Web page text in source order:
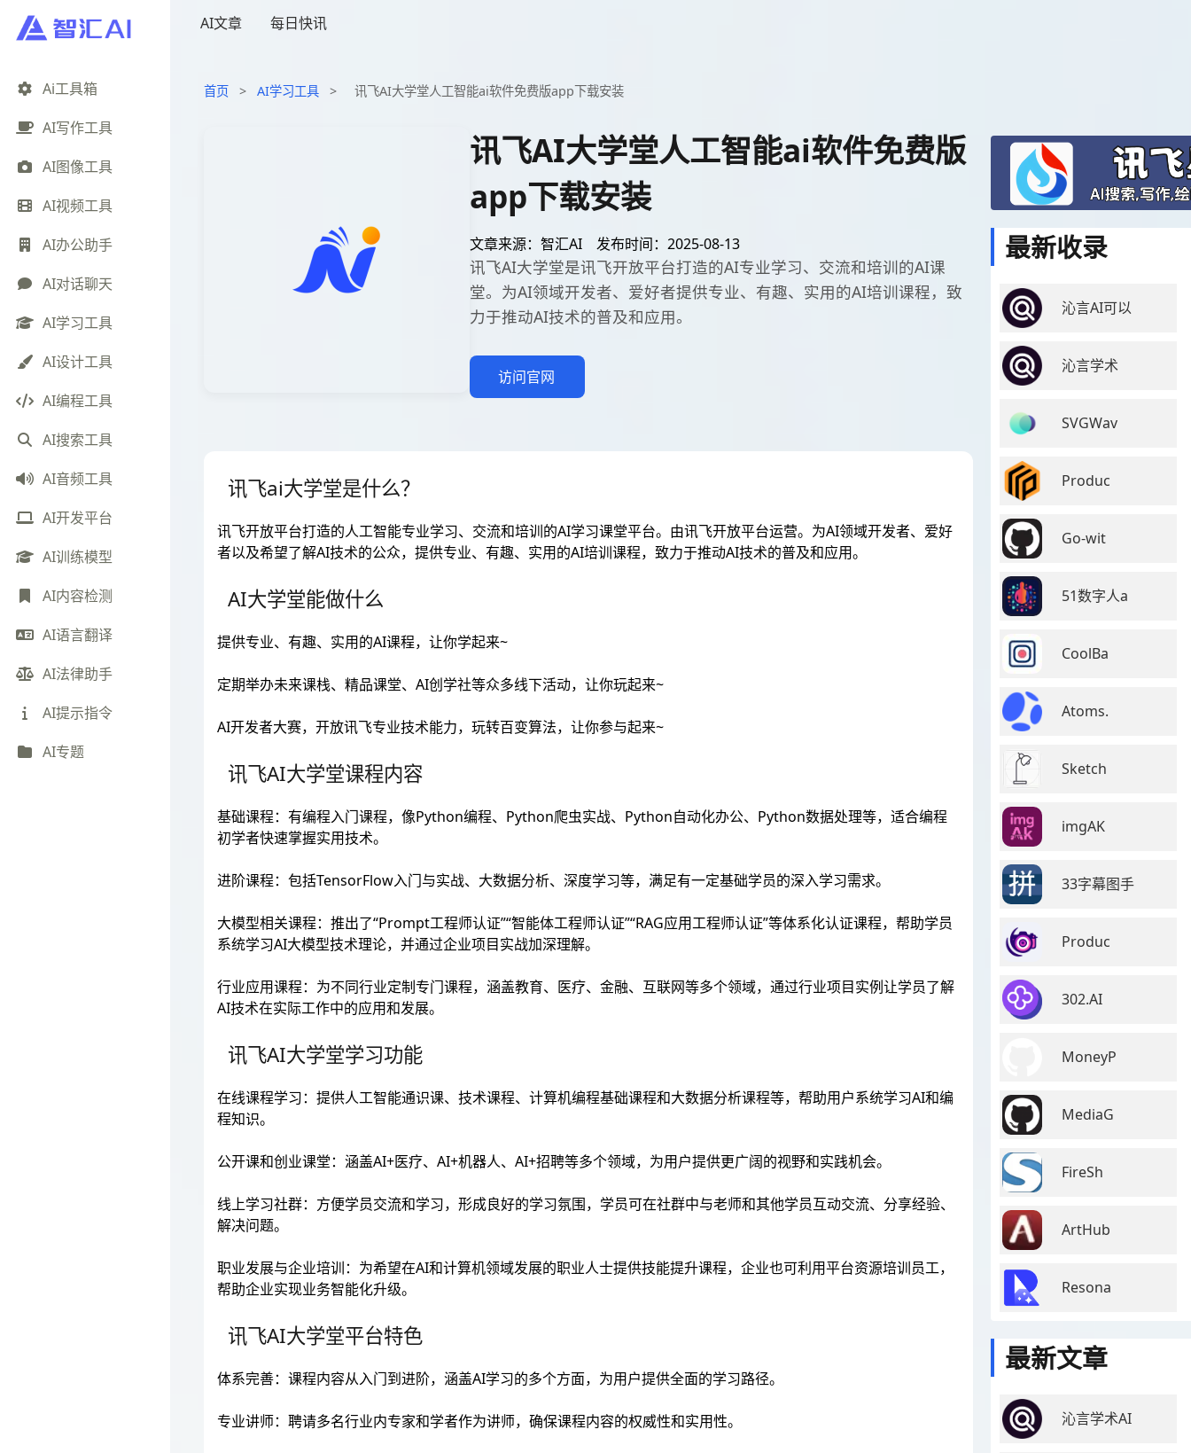
Ai工具箱
AI写作工具
AI图像工具
AI视频工具
AI办公助手
AI对话聊天
AI学习工具
AI设计工具
AI编程工具
AI搜索工具
AI音频工具
AI开发平台
AI训练模型
AI内容检测
AI语言翻译
AI法律助手
AI提示指令
AI专题
AI文章 每日快讯
首页 > AI学习工具 > 讯飞AI大学堂人工智能ai软件免费版app下载安装
讯飞AI大学堂人工智能ai软件免费版
app下载安装
文章来源：智汇AI 发布时间：2025-08-13
讯飞AI大学堂是讯飞开放平台打造的AI专业学习、交流和培训的AI课
堂。为AI领域开发者、爱好者提供专业、有趣、实用的AI培训课程，致
力于推动AI技术的普及和应用。
访问官网
讯飞ai大学堂是什么？
讯飞开放平台打造的人工智能专业学习、交流和培训的AI学习课堂平台。由讯飞开放平台运营。为AI领域开发者、爱好
者以及希望了解AI技术的公众，提供专业、有趣、实用的AI培训课程，致力于推动AI技术的普及和应用。
AI大学堂能做什么
提供专业、有趣、实用的AI课程，让你学起来~
定期举办未来课栈、精品课堂、AI创学社等众多线下活动，让你玩起来~
AI开发者大赛，开放讯飞专业技术能力，玩转百变算法，让你参与起来~
讯飞AI大学堂课程内容
基础课程：有编程入门课程，像Python编程、Python爬虫实战、Python自动化办公、Python数据处理等，适合编程
初学者快速掌握实用技术。
进阶课程：包括TensorFlow入门与实战、大数据分析、深度学习等，满足有一定基础学员的深入学习需求。
大模型相关课程：推出了“Prompt工程师认证”“智能体工程师认证”“RAG应用工程师认证”等体系化认证课程，帮助学员
系统学习AI大模型技术理论，并通过企业项目实战加深理解。
行业应用课程：为不同行业定制专门课程，涵盖教育、医疗、金融、互联网等多个领域，通过行业项目实例让学员了解
AI技术在实际工作中的应用和发展。
讯飞AI大学堂学习功能
在线课程学习：提供人工智能通识课、技术课程、计算机编程基础课程和大数据分析课程等，帮助用户系统学习AI和编
程知识。
公开课和创业课堂：涵盖AI+医疗、AI+机器人、AI+招聘等多个领域，为用户提供更广阔的视野和实践机会。
线上学习社群：方便学员交流和学习，形成良好的学习氛围，学员可在社群中与老师和其他学员互动交流、分享经验、
解决问题。
职业发展与企业培训：为希望在AI和计算机领域发展的职业人士提供技能提升课程，企业也可利用平台资源培训员工，
帮助企业实现业务智能化升级。
讯飞AI大学堂平台特色
体系完善：课程内容从入门到进阶，涵盖AI学习的多个方面，为用户提供全面的学习路径。
专业讲师：聘请多名行业内专家和学者作为讲师，确保课程内容的权威性和实用性。
最新收录
沁言AI可以
沁言学术
SVGWav
Produc
Go-wit
51数字人a
CoolBa
Atoms.
Sketch
imgAK
33字幕图手
Produc
302.AI
MoneyP
MediaG
FireSh
ArtHub
Resona
最新文章
沁言学术AI